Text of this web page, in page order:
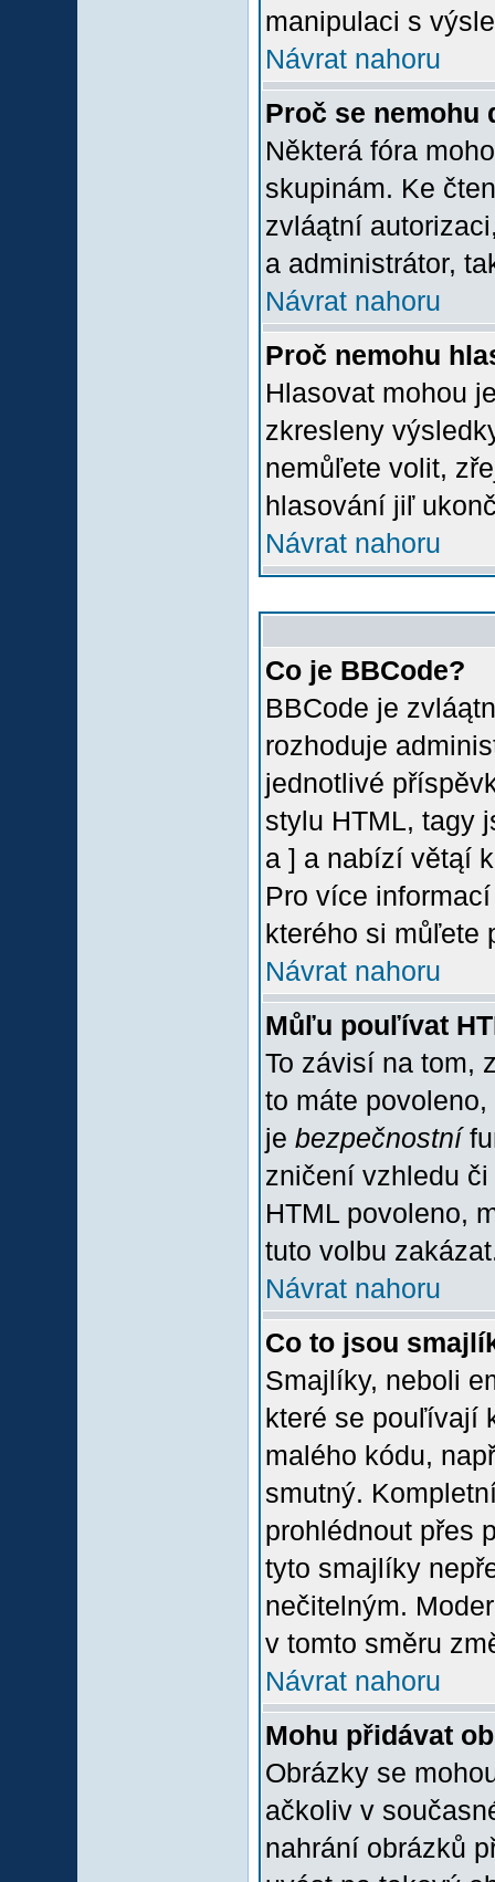
manipulaci s
Návrat nahoru
Proč se nemohu
Některá fóra
skupinám. Ke
zvláątní
a administrátor,
Návrat nahoru
Proč nemohu
Hlasovat mohou
zkresleny
nemůľete volit,
hlasování jiľ
Návrat nahoru
Co je BBCode?
BBCode je
rozhoduje
jednotlivé
stylu HTML, tagy
a ] a nabízí větąí
Pro více
kterého si můľete
Návrat nahoru
Můľu pouľívat
To závisí na tom,
to máte
je bezpečnostní
zničení vzhledu
HTML povoleno,
tuto volbu
Návrat nahoru
Co to jsou
Smajlíky, neboli
které se pouľívají
malého kódu,
smutný.
prohlédnout přes
tyto smajlíky
nečitelným.
v tomto směru
Návrat nahoru
Mohu přidávat
Obrázky se
ačkoliv v
nahrání obrázků